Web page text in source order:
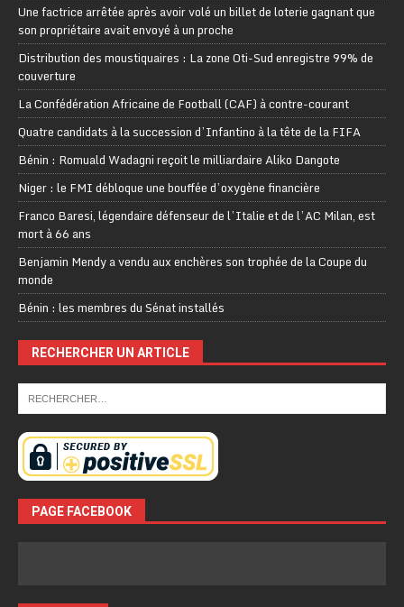
Une factrice arrêtée après avoir volé un billet de loterie gagnant que
son propriétaire avait envoyé à un proche
Distribution des moustiquaires : La zone Oti-Sud enregistre 99% de
couverture
La Confédération Africaine de Football (CAF) à contre-courant
Quatre candidats à la succession d’Infantino à la tête de la FIFA
Bénin : Romuald Wadagni reçoit le milliardaire Aliko Dangote
Niger : le FMI débloque une bouffée d’oxygène financière
Franco Baresi, légendaire défenseur de l’Italie et de l’AC Milan, est
mort à 66 ans
Benjamin Mendy a vendu aux enchères son trophée de la Coupe du
monde
Bénin : les membres du Sénat installés
RECHERCHER UN ARTICLE
PAGE FACEBOOK